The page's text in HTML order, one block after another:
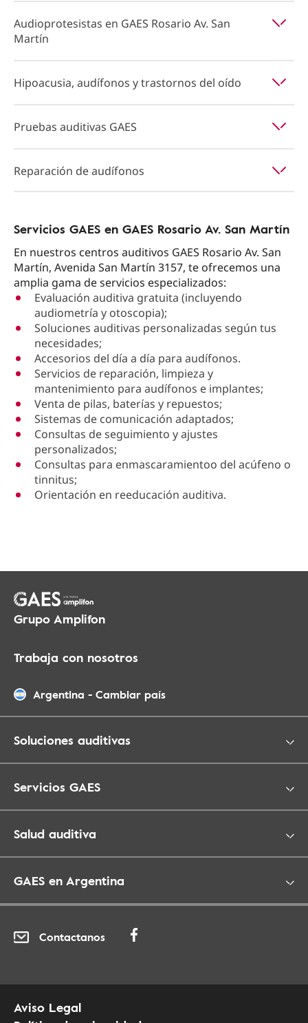
Audioprotesistas en GAES Rosario Av. San
Martín
Hipoacusia, audífonos y trastornos del oído
Pruebas auditivas GAES
Reparación de audífonos
Servicios GAES en GAES Rosario Av. San Martín
En nuestros centros auditivos GAES Rosario Av. San
Martín, Avenida San Martín 3157, te ofrecemos una
amplia gama de servicios especializados:
Evaluación auditiva gratuita (incluyendo
audiometría y otoscopia);
Soluciones auditivas personalizadas según tus
necesidades;
Accesorios del día a día para audífonos.
Servicios de reparación, limpieza y
mantenimiento para audífonos e implantes;
Venta de pilas, baterías y repuestos;
Sistemas de comunicación adaptados;
Consultas de seguimiento y ajustes
personalizados;
Consultas para enmascaramientoo del acúfeno o
tinnitus;
Orientación en reeducación auditiva.
Grupo Amplifon
Trabaja con nosotros
Argentina - Cambiar país
Soluciones auditivas
Servicios GAES
Salud auditiva
GAES en Argentina
Contactanos
Aviso Legal